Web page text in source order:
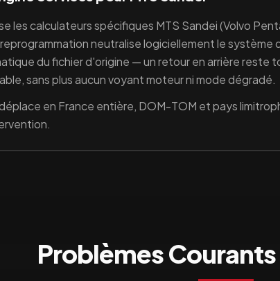
les calculateurs spécifiques MTS Sandei(Volvo
neutralise logiciellement le système
du fichier d'origine — un retour en arrière reste
sans plus aucun voyant moteur ni mode dégradé.
en France entière, DOM-TOM et pays
Problèmes Courants